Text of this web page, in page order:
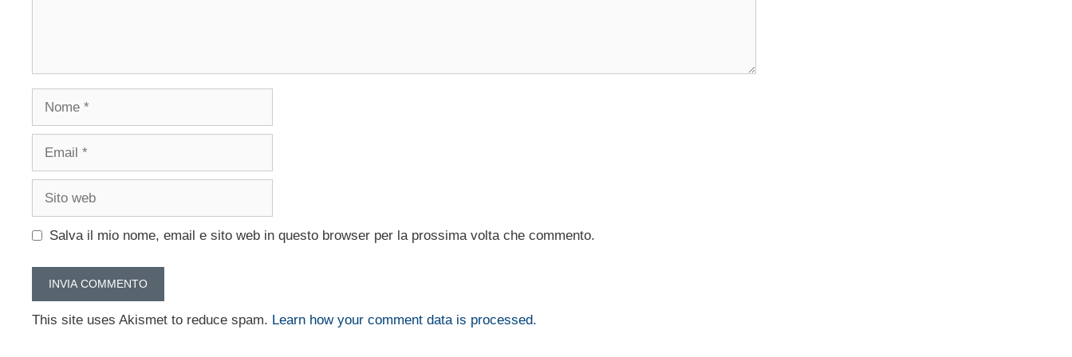
Nome
Email
Sito
Salva il mio nome, email e sito web in questo browser per la prossima volta che commento.
This site uses Akismet to reduce spam. Learn how your comment data is processed.